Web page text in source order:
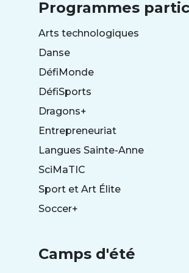
Programmes
Arts technologiques
Danse
DéfiMonde
DéfiSports
Dragons+
Entrepreneuriat
Langues Sainte-Anne
SciMaTIC
Sport et Art Élite
Soccer+
Camps d'été